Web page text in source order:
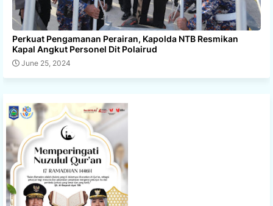
Perkuat Pengamanan Perairan, Kapolda NTB Resmikan
Kapal Angkut Personel Dit Polairud
June 25, 2024